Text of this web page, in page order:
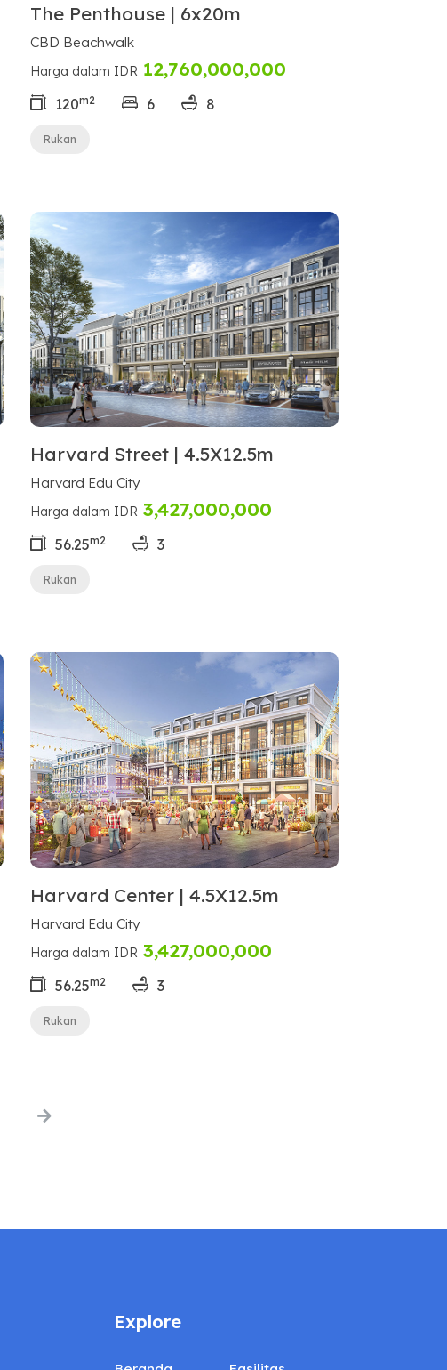
The Penthouse | 6x20m
CBD Beachwalk
Harga dalam IDR 12,760,000,000
120m2 6 8
Rukan
Harvard Street | 4.5X12.5m
Harvard Edu City
Harga dalam IDR 3,427,000,000
56.25m2 3
Rukan
Harvard Center | 4.5X12.5m
Harvard Edu City
Harga dalam IDR 3,427,000,000
56.25m2 3
Rukan
Explore